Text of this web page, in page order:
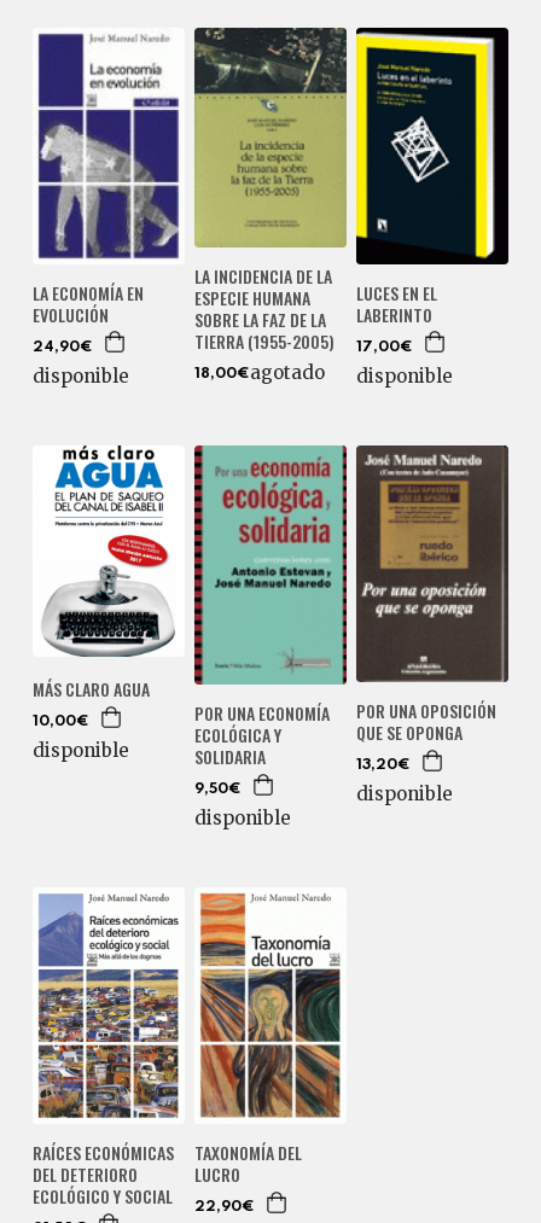
LA ECONOMÍA EN
EVOLUCIÓN
24,90€
disponible
LA INCIDENCIA DE LA
ESPECIE HUMANA
SOBRE LA FAZ DE LA
TIERRA (1955-2005)
18,00€agotado
LUCES EN EL
LABERINTO
17,00€
disponible
MÁS CLARO AGUA
10,00€
disponible
POR UNA ECONOMÍA
ECOLÓGICA Y
SOLIDARIA
9,50€
disponible
POR UNA OPOSICIÓN
QUE SE OPONGA
13,20€
disponible
RAÍCES ECONÓMICAS
DEL DETERIORO
ECOLÓGICO Y SOCIAL
TAXONOMÍA DEL
LUCRO
22,90€